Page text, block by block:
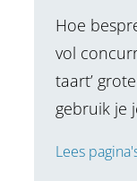
Hoe
vol
taart’
gebruik je
Lees